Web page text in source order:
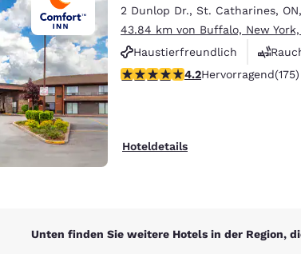
2 Dunlop Dr., St. Catharines, ON,
43.84 km von Buffalo, New York,
Haustierfreundlich
4.22-Sterne-Bewertung.
4.2Hervorragend(175)
Hoteldetails
Unten finden Sie weitere Hotels in der Region,